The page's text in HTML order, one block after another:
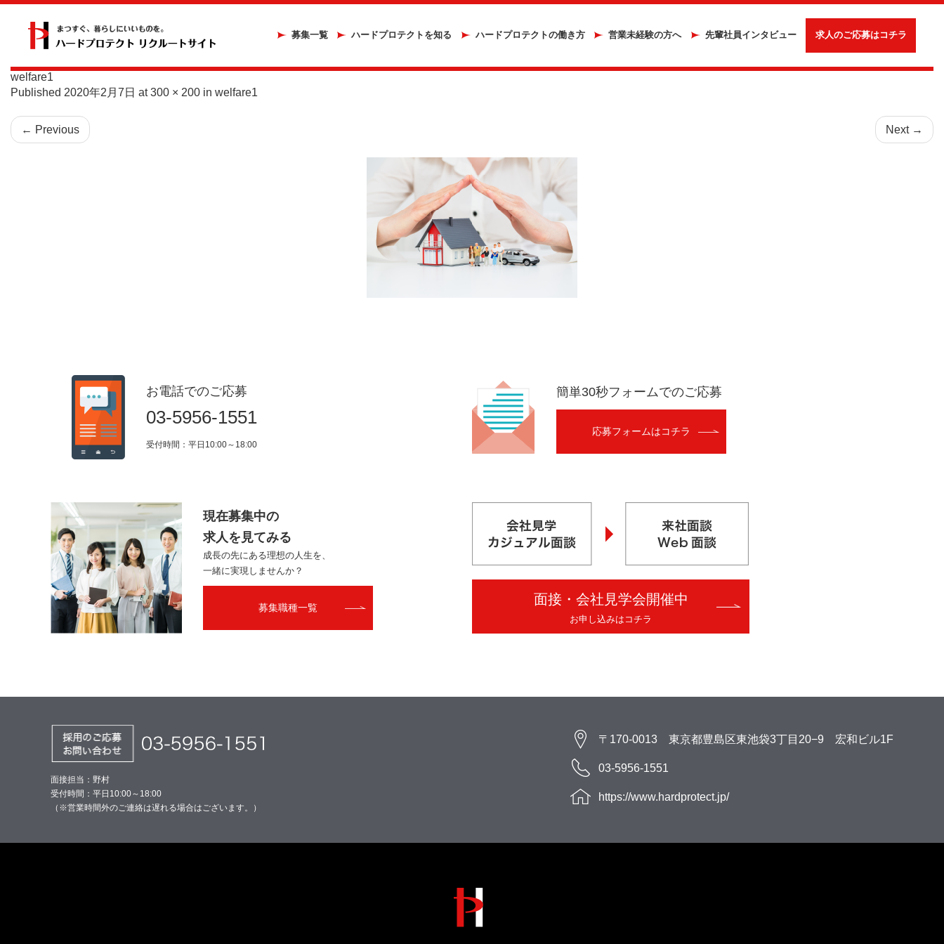
募集一覧 ハードプロテクトを知る ハードプロテクトの働き方 営業未経験の方へ 先輩社員インタビュー 求人のご応募はコチラ
welfare1
Published 2020年2月7日 at300 × 200 in welfare1
← Previous Next →
お電話でのご応募
03-5956-1551
受付時間：平日10:00～18:00
簡単30秒フォームでのご応募
応募フォームはコチラ
現在募集中の
求人を見てみる
成長の先にある理想の人生を、
一緒に実現しませんか？
募集職種一覧
面接・会社見学会開催中
お申し込みはコチラ
面接担当：野村
受付時間：平日10:00～18:00
（※営業時間外のご連絡は遅れる場合はございます。）
〒170-0013 東京都豊島区東池袋3丁目20−9 宏和ビル1F
03-5956-1551
https://www.hardprotect.jp/